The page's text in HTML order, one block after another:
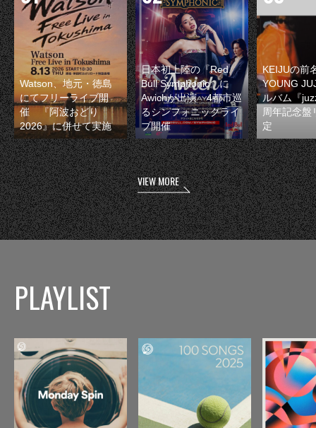
Watson、地元・徳島
にてフリーライブ開
催 『阿波おどり
2026』に併せて実施
日本初上陸の『Red
Bull Symphonic』に
Awichが出演 4都市巡
るシンフォニックライ
ブ開催
KEIJUの前
YOUNG
ルバム『
周年記念盤
定
VIEW MORE
PLAYLIST